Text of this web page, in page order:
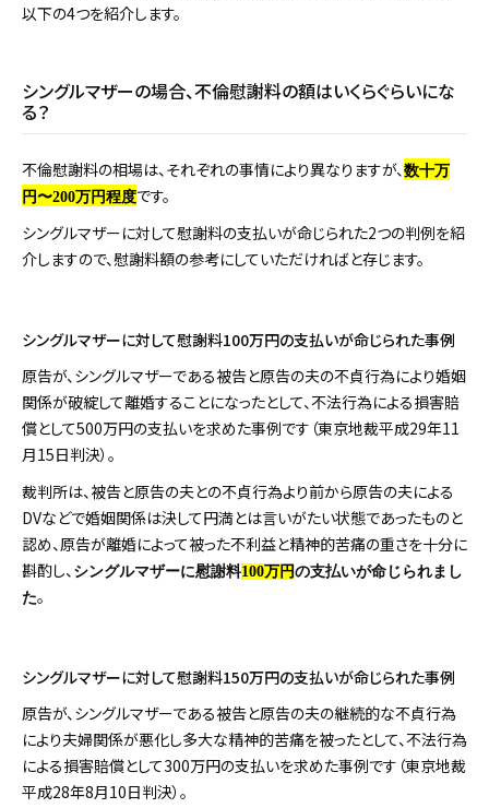
以下の4つを紹介します。
シングルマザーの場合、不倫慰謝料の額はいくらぐらいにな
る？
不倫慰謝料の相場は、それぞれの事情により異なりますが、数十万
円〜200万円程度です。
シングルマザーに対して慰謝料の支払いが命じられた2つの判例を紹
介しますので、慰謝料額の参考にしていただければと存じます。
シングルマザーに対して慰謝料100万円の支払いが命じられた事例
原告が、シングルマザーである被告と原告の夫の不貞行為により婚姻
関係が破綻して離婚することになったとして、不法行為による損害賠
償として500万円の支払いを求めた事例です（東京地裁平成29年11
月15日判決）。
裁判所は、被告と原告の夫との不貞行為より前から原告の夫による
DVなどで婚姻関係は決して円満とは言いがたい状態であったものと
認め、原告が離婚によって被った不利益と精神的苦痛の重さを十分に
斟酌し、 シングルマザーに慰謝料100万円の支払いが命じられまし
た。
シングルマザーに対して慰謝料150万円の支払いが命じられた事例
原告が、シングルマザーである被告と原告の夫の継続的な不貞行為
により夫婦関係が悪化し多大な精神的苦痛を被ったとして、不法行為
による損害賠償として300万円の支払いを求めた事例です（東京地裁
平成28年8月10日判決）。